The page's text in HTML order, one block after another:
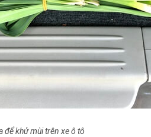
để khử mùi trên xe ô tô